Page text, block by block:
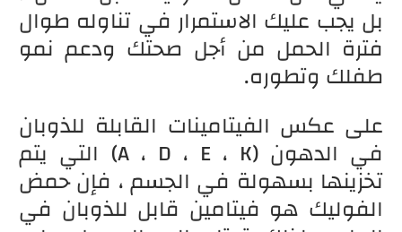
بل يجب عليك الاستمرار في تناوله طوال
فترة الحمل من أجل صحتك ودعم نمو
طفلك وتطوره.
على عكس الفيتامينات القابلة للذوبان
في الدهون (A ، D ، E ، K) التي يتم
تخزينها بسهولة في الجسم ، فإن حمض
الفوليك هو فيتامين قابل للذوبان في